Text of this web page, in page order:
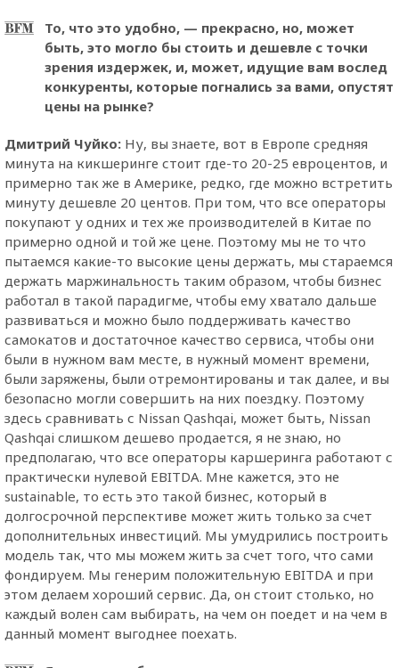
То, что это удобно, — прекрасно, но, может
быть, это могло бы стоить и дешевле с точки
зрения издержек, и, может, идущие вам вослед
конкуренты, которые погнались за вами, опустят
цены на рынке?
Дмитрий Чуйко: Ну, вы знаете, вот в Европе средняя
минута на кикшеринге стоит где-то 20-25 евроцентов, и
примерно так же в Америке, редко, где можно встретить
минуту дешевле 20 центов. При том, что все операторы
покупают у одних и тех же производителей в Китае по
примерно одной и той же цене. Поэтому мы не то что
пытаемся какие-то высокие цены держать, мы стараемся
держать маржинальность таким образом, чтобы бизнес
работал в такой парадигме, чтобы ему хватало дальше
развиваться и можно было поддерживать качество
самокатов и достаточное качество сервиса, чтобы они
были в нужном вам месте, в нужный момент времени,
были заряжены, были отремонтированы и так далее, и вы
безопасно могли совершить на них поездку. Поэтому
здесь сравнивать с Nissan Qashqai, может быть, Nissan
Qashqai слишком дешево продается, я не знаю, но
предполагаю, что все операторы каршеринга работают с
практически нулевой EBITDA. Мне кажется, это не
sustainable, то есть это такой бизнес, который в
долгосрочной перспективе может жить только за счет
дополнительных инвестиций. Мы умудрились построить
модель так, что мы можем жить за счет того, что сами
фондируем. Мы генерим положительную EBITDA и при
этом делаем хороший сервис. Да, он стоит столько, но
каждый волен сам выбирать, на чем он поедет и на чем в
данный момент выгоднее поехать.